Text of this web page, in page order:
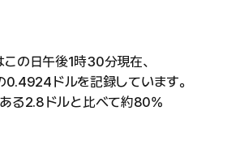
の日午後1時30分現在、
ドルを記録しています。
る2.8ドルと比べて約80%